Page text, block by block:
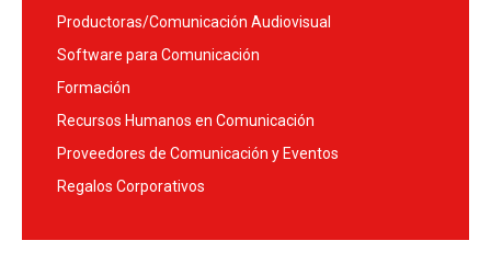
Productoras/Comunicación Audiovisual
Software para Comunicación
Formación
Recursos Humanos en Comunicación
Proveedores de Comunicación y Eventos
Regalos Corporativos